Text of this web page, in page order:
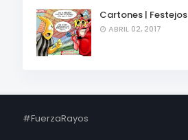
Cartones | Festejos
ABRIL 02, 2017
#FuerzaRayos